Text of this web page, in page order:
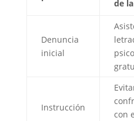
de
Denuncia
inicial
Instrucción
con